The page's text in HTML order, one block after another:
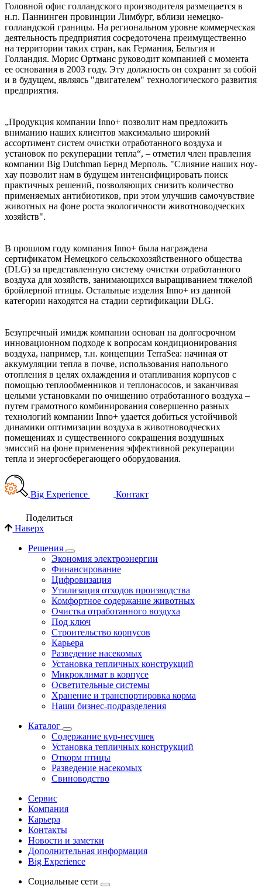
Головной офис голландского производителя размещается в
н.п. Паннинген провинции Лимбург, вблизи немецко-
голландской границы. На региональном уровне коммерческая
деятельность предприятия сосредоточена преимущественно
на территории таких стран, как Германия, Бельгия и
Голландия. Морис Ортманс руководит компанией с момента
ее основания в 2003 году. Эту должность он сохранит за собой
и в будущем, являясь "двигателем" технологического развития
предприятия.
„Продукция компании Inno+ позволит нам предложить
вниманию наших клиентов максимально широкий
ассортимент систем очистки отработанного воздуха и
установок по рекуперации тепла“, – отметил член правления
компании Big Dutchman Бернд Мерполь. "Слияние наших ноу-
хау позволит нам в будущем интенсифицировать поиск
практичных решений, позволяющих снизить количество
применяемых антибиотиков, при этом улучшив самочувствие
животных на фоне роста экологичности животноводческих
хозяйств".
В прошлом году компания Inno+ была награждена
сертификатом Немецкого сельскохозяйственного общества
(DLG) за представленную систему очистки отработанного
воздуха для хозяйств, занимающихся выращиванием тяжелой
бройлерной птицы. Остальные изделия Inno+ из данной
категории находятся на стадии сертификации DLG.
Безупречный имидж компании основан на долгосрочном
инновационном подходе к вопросам кондиционирования
воздуха, например, т.н. концепции TerraSea: начиная от
аккумуляции тепла в почве, использования напольного
отопления в целях охлаждения и отапливания корпусов с
помощью теплообменников и теплонасосов, и заканчивая
целыми установками по очищению отработанного воздуха –
путем грамотного комбинирования совершенно разных
технологий компании Inno+ удается добиться устойчивой
динамики оптимизации воздуха в животноводческих
помещениях и существенного сокращения воздушных
эмиссий на фоне применения эффективной рекуперации
тепла и энергосберегающего оборудования.
Big Experience Контакт
Поделиться
Наверх
Решения
Экономия электроэнергии
Финансирование
Цифровизация
Утилизация отходов производства
Комфортное содержание животных
Очистка отработанного воздуха
Под ключ
Строительство корпусов
Карьера
Разведение насекомых
Установка тепличных конструкций
Микроклимат в корпусе
Осветительные системы
Хранение и транспортировка корма
Наши бизнес-подразделения
Каталог
Содержание кур-несушек
Установка тепличных конструкций
Откорм птицы
Разведение насекомых
Свиноводство
Сервис
Компания
Карьера
Контакты
Новости и заметки
Дополнительная информация
Big Experience
Социальные сети